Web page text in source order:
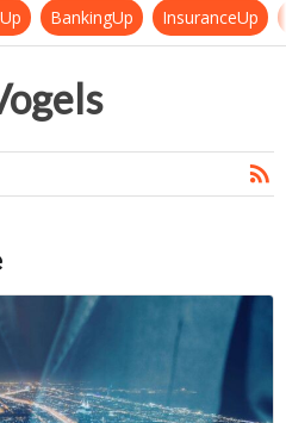
BankingUp InsuranceUp